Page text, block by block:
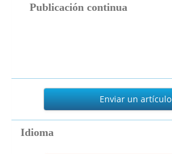
Publicación continua
Enviar
artículo
Enviar un artículo
Idioma